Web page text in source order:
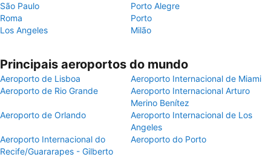
São Paulo
Porto Alegre
Roma
Porto
Los Angeles
Milão
Principais aeroportos do mundo
Aeroporto de Lisboa
Aeroporto Internacional de Miami
Aeroporto de Rio Grande
Aeroporto Internacional Arturo
Merino Benítez
Aeroporto de Orlando
Aeroporto Internacional de Los
Angeles
Aeroporto Internacional do
Recife/Guararapes - Gilberto
Aeroporto do Porto